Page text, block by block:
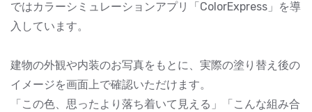
ではカラーシミュレーションアプリ「ColorExpress」を導
入しています。
建物の外観や内装のお写真をもとに、実際の塗り替え後の
イメージを画面上で確認いただけます。
「この色、思ったより落ち着いて見える」「こんな組み合